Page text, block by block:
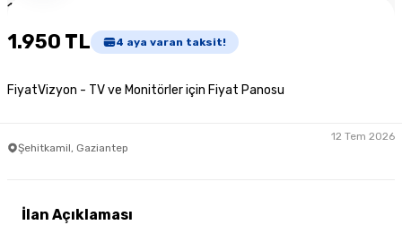
1
1.950 TL 4 aya varan taksit!
FiyatVizyon - TV ve Monitörler için Fiyat Panosu
Şehitkamil, Gaziantep
12 Tem 2026
İlan Açıklaması